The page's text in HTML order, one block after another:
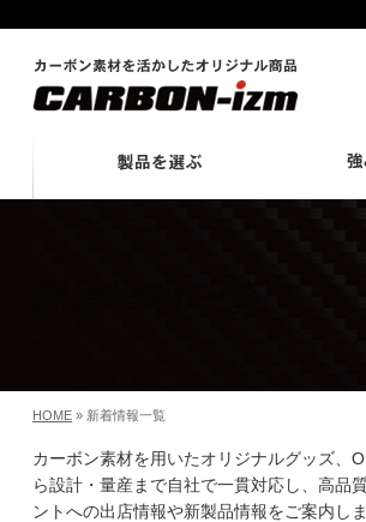
HOME » 新着情報一覧
カーボン素材を用いたオリジナルグッズ、
ら設計・量産まで自社で一貫対応し、高品
ントへの出店情報や新製品情報をご案内し